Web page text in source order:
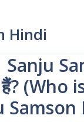
Hindi
Sanju
(Who